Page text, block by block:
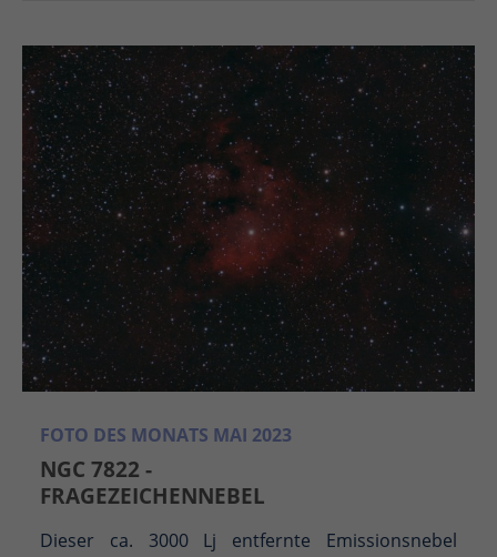
FOTO DES MONATS MAI 2023
NGC 7822 -
FRAGEZEICHENNEBEL
Dieser ca. 3000 Lj entfernte Emissionsnebel